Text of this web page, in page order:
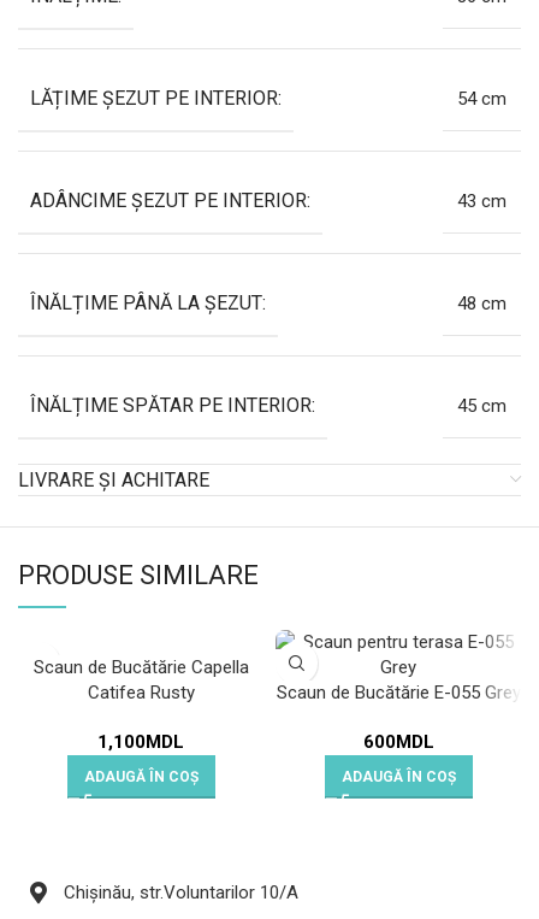
LĂȚIME ȘEZUT PE INTERIOR: 54 cm
ADÂNCIME ȘEZUT PE INTERIOR: 43 cm
ÎNĂLȚIME PÂNĂ LA ȘEZUT: 48 cm
ÎNĂLȚIME SPĂTAR PE INTERIOR: 45 cm
LIVRARE ȘI ACHITARE
PRODUSE SIMILARE
Scaun de Bucătărie Capella
Catifea Rusty
1,100MDL
ADAUGĂ ÎN COȘ
Scaun de Bucătărie E-055 Grey
600MDL
ADAUGĂ ÎN COȘ
Chișinău, str.Voluntarilor 10/A